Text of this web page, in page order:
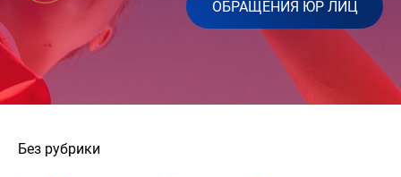
ОБРАЩЕНИЯ ЮР ЛИЦ
Без рубрики